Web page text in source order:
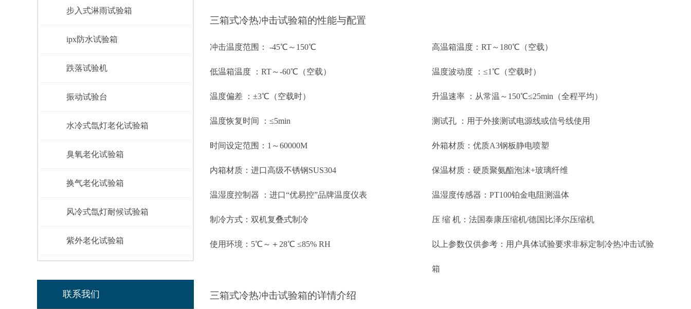
步入式淋雨试验箱
ipx防水试验箱
跌落试验机
振动试验台
水冷式氙灯老化试验箱
臭氧老化试验箱
换气老化试验箱
风冷式氙灯耐候试验箱
紫外老化试验箱
联系我们
三箱式冷热冲击试验箱的性能与配置
冲击温度范围： -45℃～150℃ 高温箱温度： RT～180℃（空载）
低温箱温度 ： RT～-60℃（空载） 温度波动度 ： ≤1℃（空载时）
温度偏差 ： ±3℃（空载时） 升温速率 ： 从常温～150℃≤25min（全程平均）
温度恢复时间 ： ≤5min 测试孔 ： 用于外接测试电源线或信号线使用
时间设定范围： 1～60000M 外箱材质： 优质A3钢板静电喷塑
内箱材质： 进口高级不锈钢SUS304 保温材质： 硬质聚氨酯泡沫+玻璃纤维
温湿度控制器 ： 进口“优易控”品牌温度仪表 温湿度传感器： PT100铂金电阻测温体
制冷方式： 双机复叠式制冷 压 缩 机： 法国泰康压缩机/德国比泽尔压缩机
使用环境： 5℃～＋28℃ ≤85% RH 以上参数仅供参考： 用户具体试验要求非标定制冷热冲击试验
箱
三箱式冷热冲击试验箱的详情介绍